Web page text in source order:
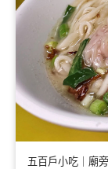
五百戶小吃｜廟